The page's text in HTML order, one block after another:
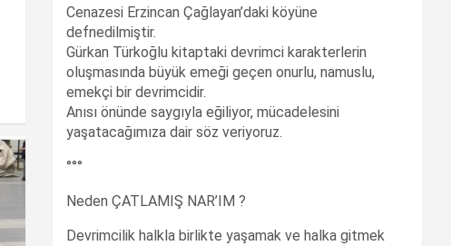
Cenazesi Erzincan Çağlayan’daki köyüne
defnedilmiştir.
Gürkan Türkoğlu kitaptaki devrimci karakterlerin
oluşmasında büyük emeği geçen onurlu, namuslu,
emekçi bir devrimcidir.
Anısı önünde saygıyla eğiliyor, mücadelesini
yaşatacağımıza dair söz veriyoruz.
°°°
Neden ÇATLAMIŞ NAR’IM ?
Devrimcilik halkla birlikte yaşamak ve halka gitmek